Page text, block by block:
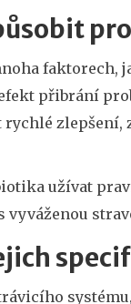
faktorech,
přibrání
rychlé
užívat
vyváženou